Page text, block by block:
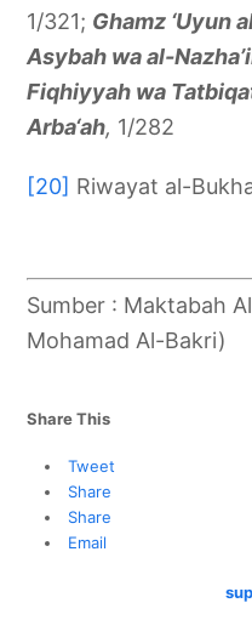
1/321; Ghamz ‘Uyun
Asybah wa al-
Fiqhiyyah wa
Arba‘ah, 1/282
[20] Riwayat al-
Sumber : Maktabah
Mohamad Al-Bakri)
Share This
Tweet
Share
Share
Email